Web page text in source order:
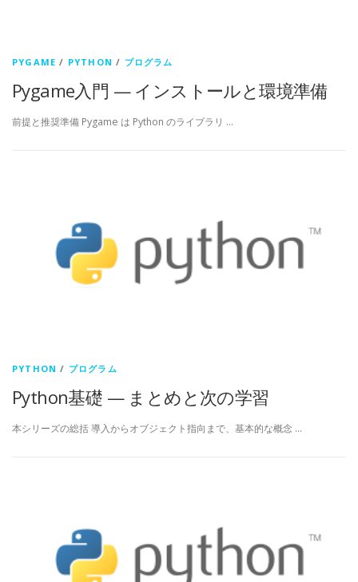
PYGAME / PYTHON / プログラム
Pygame入門 — インストールと環境準備
前提と推奨準備 Pygame は Python のライブラリ …
PYTHON / プログラム
Python基礎 — まとめと次の学習
本シリーズの総括 導入からオブジェクト指向まで、基本的な概念 …